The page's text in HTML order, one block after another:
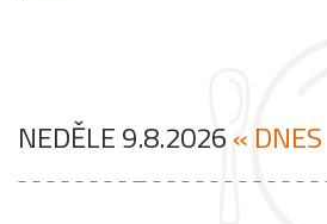
NEDĚLE 9.8.2026« DNES